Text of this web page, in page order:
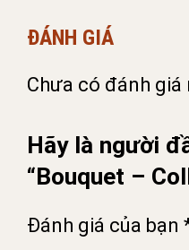
ĐÁNH GIÁ
Chưa có đánh giá
Hãy là người
“Bouquet –
Đánh giá của bạn